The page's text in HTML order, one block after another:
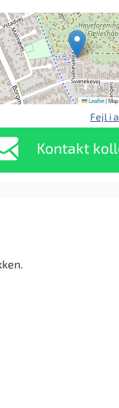
Leaflet|
Fejl i
Kontakt